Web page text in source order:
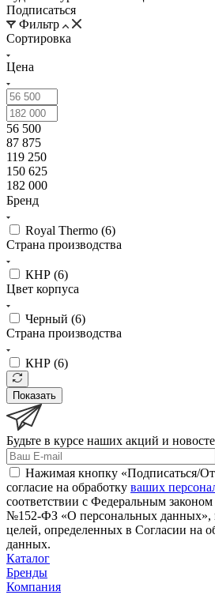
Подписаться
Фильтр
Сортировка
Цена
56 500
87 875
119 250
150 625
182 000
Бренд
Royal Thermo (6)
Страна производства
КНР (6)
Цвет корпуса
Черный (6)
Страна производства
КНР (6)
Показать
Будьте в курсе наших акций и
Нажимая кнопку «Подписаться/
согласие на обработку ваших
соответствии с Федеральным законом
№152-ФЗ «О персональных данных»,
целей, определенных в Согласии на
данных.
Каталог
Бренды
Компания